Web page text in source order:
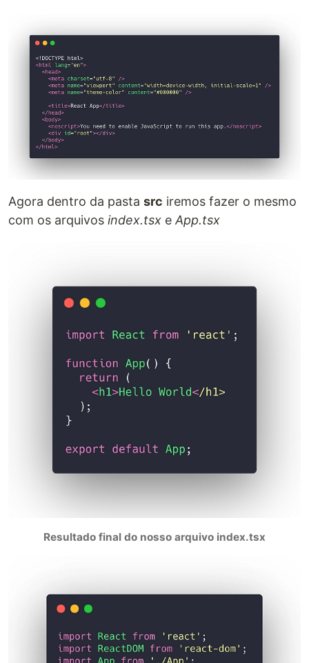
Agora dentro da pasta src iremos fazer o mesmo
com os arquivos index.tsx e App.tsx
Resultado final do nosso arquivo index.tsx